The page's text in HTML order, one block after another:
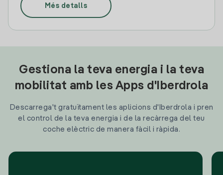
Més detalls
Gestiona la teva energia i la teva
mobilitat amb les Apps d'Iberdrola
Descarrega't gratuïtament les aplicions d'Iberdrola i pren
el control de la teva energia i de la recàrrega del teu
coche elèctric de manera fàcil i ràpida.